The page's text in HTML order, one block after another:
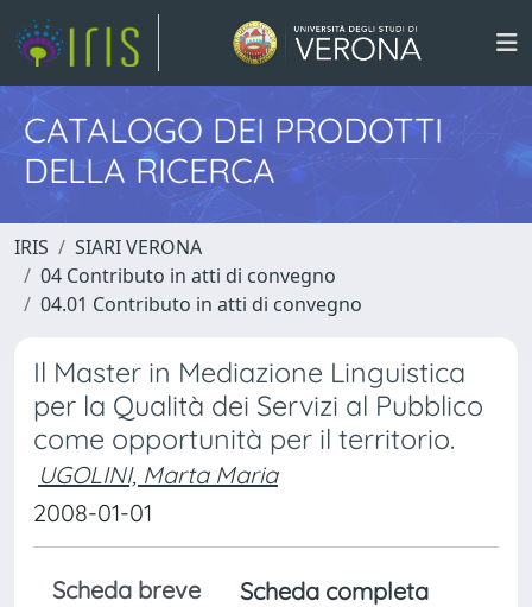
CATALOGO DEI PRODOTTI
DELLA RICERCA
IRIS
SIARI VERONA
04 Contributo in atti di convegno
04.01 Contributo in atti di convegno
Il Master in Mediazione Linguistica
per la Qualità dei Servizi al Pubblico
come opportunità per il territorio.
UGOLINI, Marta Maria
2008-01-01
Scheda breve
Scheda completa